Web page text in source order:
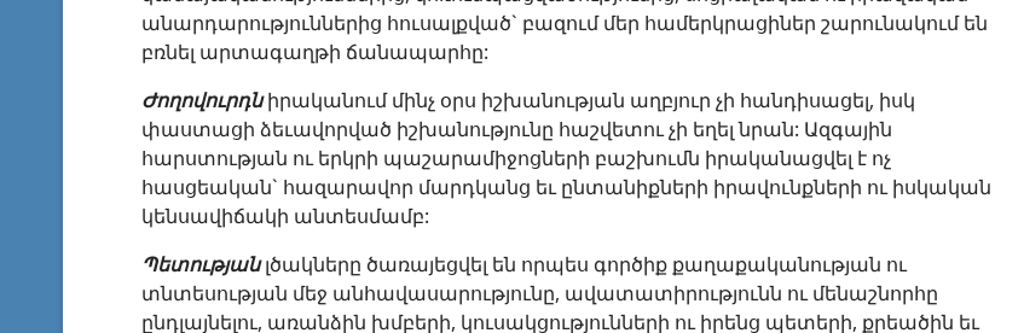
անարդարություններից հուսալքված` բազում մեր համերկրացիներ շարունակում են
բռնել արտագաղթի ճանապարհը:
Ժողովուրդնիրականում մինչ օրս իշխանության աղբյուր չի հանդիսացել, իսկ
փաստացի ձեւավորված իշխանությունը հաշվետու չի եղել նրան: Ազգային
հարստության ու երկրի պաշարամիջոցների բաշխումն իրականացվել է ոչ
հասցեական` հազարավոր մարդկանց եւ ընտանիքների իրավունքների ու իսկական
կենսավիճակի անտեսմամբ:
Պետությանլծակները ծառայեցվել են որպես գործիք քաղաքականության ու
տնտեսության մեջ անհավասարությունը, ավատատիրությունն ու մենաշնորհը
ընդլայնելու, առանձին խմբերի, կուսակցությունների ու իրենց պետերի, քրեածին եւ